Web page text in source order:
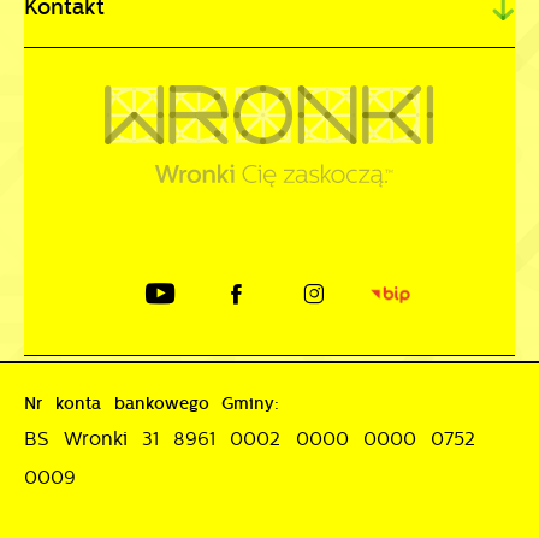
Kontakt
Nr konta bankowego Gminy:
BS Wronki 31 8961 0002 0000 0000 0752
0009